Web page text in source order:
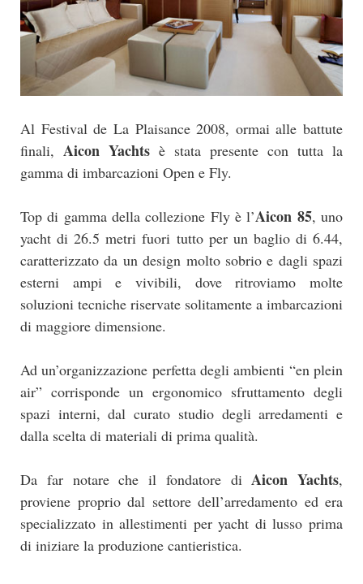
Al Festival de La Plaisance 2008, ormai alle battute
finali, Aicon Yachts è stata presente con tutta la
gamma di imbarcazioni Open e Fly.
Top di gamma della collezione Fly è l’Aicon 85, uno
yacht di 26.5 metri fuori tutto per un baglio di 6.44,
caratterizzato da un design molto sobrio e dagli spazi
esterni ampi e vivibili, dove ritroviamo molte
soluzioni tecniche riservate solitamente a imbarcazioni
di maggiore dimensione.
Ad un’organizzazione perfetta degli ambienti “en plein
air” corrisponde un ergonomico sfruttamento degli
spazi interni, dal curato studio degli arredamenti e
dalla scelta di materiali di prima qualità.
Da far notare che il fondatore diAicon Yachts,
proviene proprio dal settore dell’arredamento ed era
specializzato in allestimenti per yacht di lusso prima
di iniziare la produzione cantieristica.